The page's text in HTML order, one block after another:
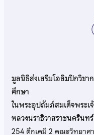
มูลนิธิส่งเสริมโอลิมปิกวิช
ศึกษา
ในพระอุปถัมภ์สมเด็จพระ
หลวงนราธิวาสราชนครินทร์
254 ตึกเคมี 2 คณะวิทยา